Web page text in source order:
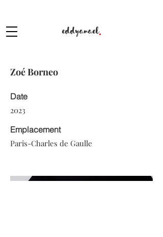
eddyanael.
Zoé Borneo
Date
2023
Emplacement
Paris-Charles de Gaulle